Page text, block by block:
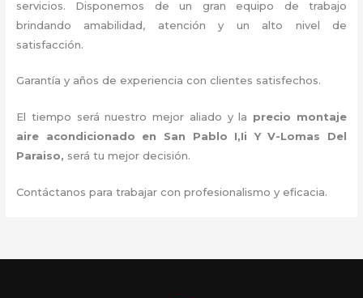
servicios. Disponemos de un gran equipo de trabajo
brindando amabilidad, atención y un alto nivel de
satisfacción.
Garantía y años de experiencia con clientes satisfechos.
El tiempo será nuestro mejor aliado y la precio montaje
aire acondicionado en San Pablo I,Ii Y V-Lomas Del
Paraiso, será tu mejor decisión.
Contáctanos para trabajar con profesionalismo y eficacia.